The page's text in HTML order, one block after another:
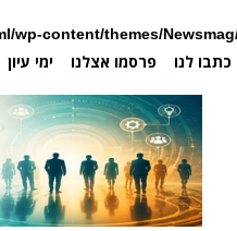
wp-content/themes/
כתבו לנו פרסמו אצלנו ימי עיון